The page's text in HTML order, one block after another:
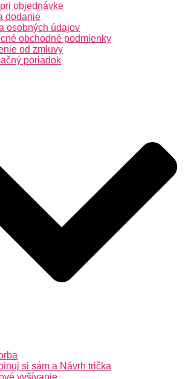
objednávke
dodanie
osobných údajov
obchodné podmienky
od zmluvy
poriadok
si sám a Návrh trička
vyšívanie